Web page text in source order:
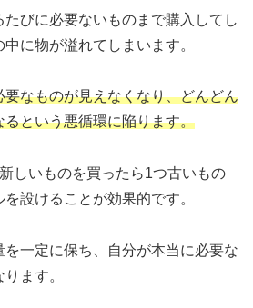
びに必要ないものまで購入してし
に物が溢れてしまいます。
なものが見えなくなり、どんどん
という悪循環に陥ります。
しいものを買ったら1つ古いもの
設けることが効果的です。
を一定に保ち、自分が本当に必要な
ます。